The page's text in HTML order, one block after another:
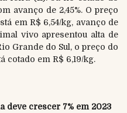
avanço de 2,45%. O preço
em R$ 6,54/kg, avanço de
vivo apresentou alta de
Grande do Sul, o preço do
cotado em R$ 6,19/kg.
deve crescer 7% em 2023